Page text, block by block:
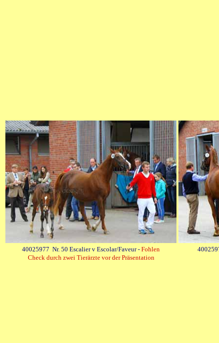
40025977 Nr. 50 Escalier v Escolar/Faveur - Fohlen
Check durch zwei Tierärzte vor der Präsentation